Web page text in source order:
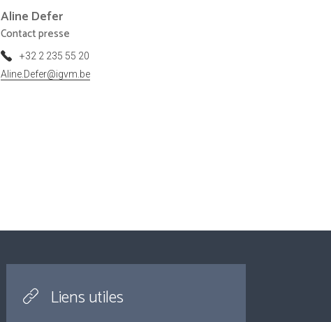
Aline Defer
Contact presse
+32 2 235 55 20
Aline.Defer@igvm.be
Liens utiles